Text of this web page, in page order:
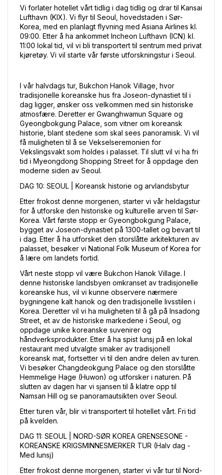
Vi forlater hotellet vårt tidlig i dag tidlig og drar til Kansai
Lufthavn (KIX). Vi flyr til Seoul, hovedstaden i Sør-
Korea, med en planlagt flyvning med Asiana Airlines kl.
09:00. Etter å ha ankommet Incheon Lufthavn (ICN) kl.
11:00 lokal tid, vil vi bli transportert til sentrum med privat
kjøretøy. Vi vil starte vår første utforskningstur i Seoul.
I vår halvdags tur, Bukchon Hanok Village, hvor
tradisjonelle koreanske hus fra Joseon-dynastiet til i
dag ligger, ønsker oss velkommen med sin historiske
atmosfære. Deretter er Gwanghwamun Square og
Gyeongbokgung Palace, som vitner om koreansk
historie, blant stedene som skal sees panoramisk. Vi vil
få muligheten til å se Vekselseremonien for
Vekslingsvakt som holdes i palasset. Til slutt vil vi ha fri
tid i Myeongdong Shopping Street for å oppdage den
moderne siden av Seoul.
DAG 10: SEOUL | Koreansk historie og arvlandsbytur
Etter frokost denne morgenen, starter vi vår heldagstur
for å utforske den historiske og kulturelle arven til Sør-
Korea. Vårt første stopp er Gyeongbokgung Palace,
bygget av Joseon-dynastiet på 1300-tallet og bevart til
i dag. Etter å ha utforsket den storslåtte arkitekturen av
palasset, besøker vi National Folk Museum of Korea for
å lære om landets fortid.
Vårt neste stopp vil være Bukchon Hanok Village. I
denne historiske landsbyen omkranset av tradisjonelle
koreanske hus, vil vi kunne observere nærmere
bygningene kalt hanok og den tradisjonelle livsstilen i
Korea. Deretter vil vi ha muligheten til å gå på Insadong
Street, et av de historiske markedene i Seoul, og
oppdage unike koreanske suvenirer og
håndverksprodukter. Etter å ha spist lunsj på en lokal
restaurant med utvalgte smaker av tradisjonell
koreansk mat, fortsetter vi til den andre delen av turen.
Vi besøker Changdeokgung Palace og den storslåtte
Hemmelige Hage (Huwon) og utforsker i naturen. På
slutten av dagen har vi sjansen til å klatre opp til
Namsan Hill og se panoramautsikten over Seoul.
Etter turen vår, blir vi transportert til hotellet vårt. Fri tid
på kvelden.
DAG 11: SEOUL | NORD-SØR KOREA GRENSESONE -
KOREANSKE KRIGSMINNESMERKER TUR (Halv dag -
Med lunsj)
Etter frokost denne morgenen, starter vi vår tur til Nord-